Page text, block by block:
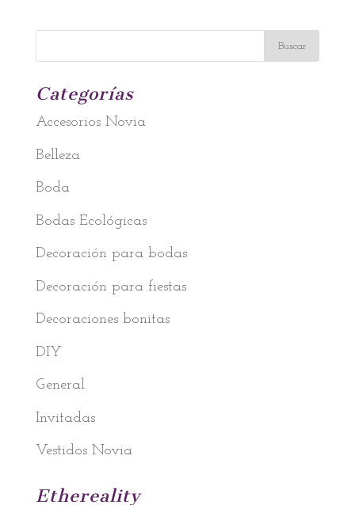
Categorías
Accesorios Novia
Belleza
Boda
Bodas Ecológicas
Decoración para bodas
Decoración para fiestas
Decoraciones bonitas
DIY
General
Invitadas
Vestidos Novia
Ethereality